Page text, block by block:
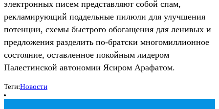
электронных писем представляют собой спам,
рекламирующий поддельные пилюли для улучшения
потенции, схемы быстрого обогащения для ленивых и
предложения разделить по-братски многомиллионное
состояние, оставленное покойным лидером
Палестинской автономии Ясиром Арафатом.
Теги:Новости